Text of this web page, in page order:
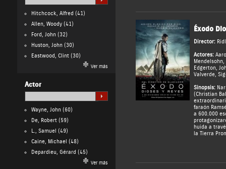
Hitchcock, Alfred (41)
Allen, Woody(41)
Ford, John(32)
Huston, John(30)
Eastwood, Clint(30)
Ver más
Actor
Wayne, John(60)
De, Robert(59)
L., Samuel (49)
Caine, Michael (48)
Depardieu, Gérard (45)
Ver más
Éxodo
Director:
Actores:
Mendelsohn,
Edgerton,
Valverde,
Sinopsis:
(Christian
faraón
a 600.000
huida a
la Tierra